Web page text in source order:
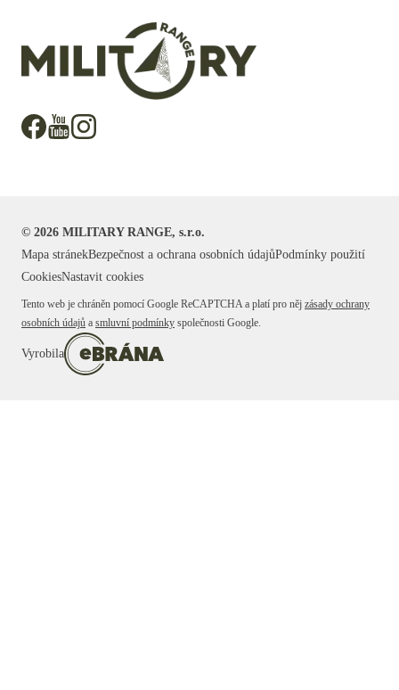
© 2026 MILITARY RANGE, s.r.o.
Mapa stránekBezpečnost a ochrana osobních údajůPodmínky použití
CookiesNastavit cookies
Tento web je chráněn pomocí Google ReCAPTCHA a platí pro něj zásady ochrany
osobních údajů a smluvní podmínky společnosti Google.
Vyrobila